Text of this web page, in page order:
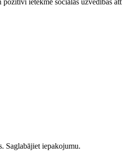
Saglabājiet iepakojumu.